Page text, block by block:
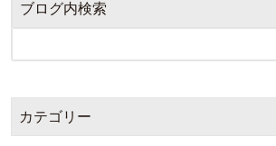
ブログ内検索
カテゴリー